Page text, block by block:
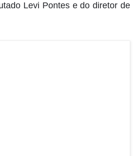
Levi Pontes e do diretor de